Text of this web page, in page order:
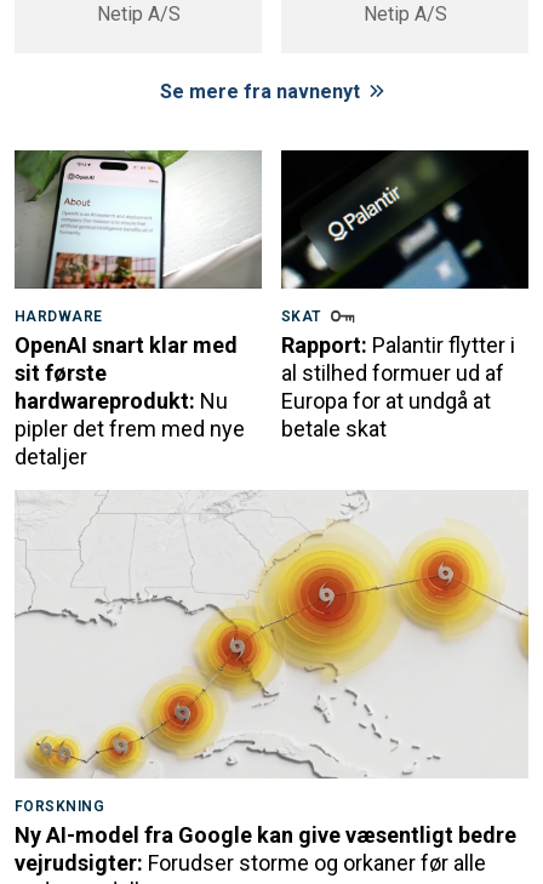
Netip A/S
Netip A/S
Se mere fra navnenyt
HARDWARE
OpenAI snart klar med
sit første
hardwareprodukt: Nu
pipler det frem med nye
detaljer
SKAT
Rapport: Palantir flytter i
al stilhed formuer ud af
Europa for at undgå at
betale skat
FORSKNING
Ny AI-model fra Google kan give væsentligt bedre
vejrudsigter: Forudser storme og orkaner før alle